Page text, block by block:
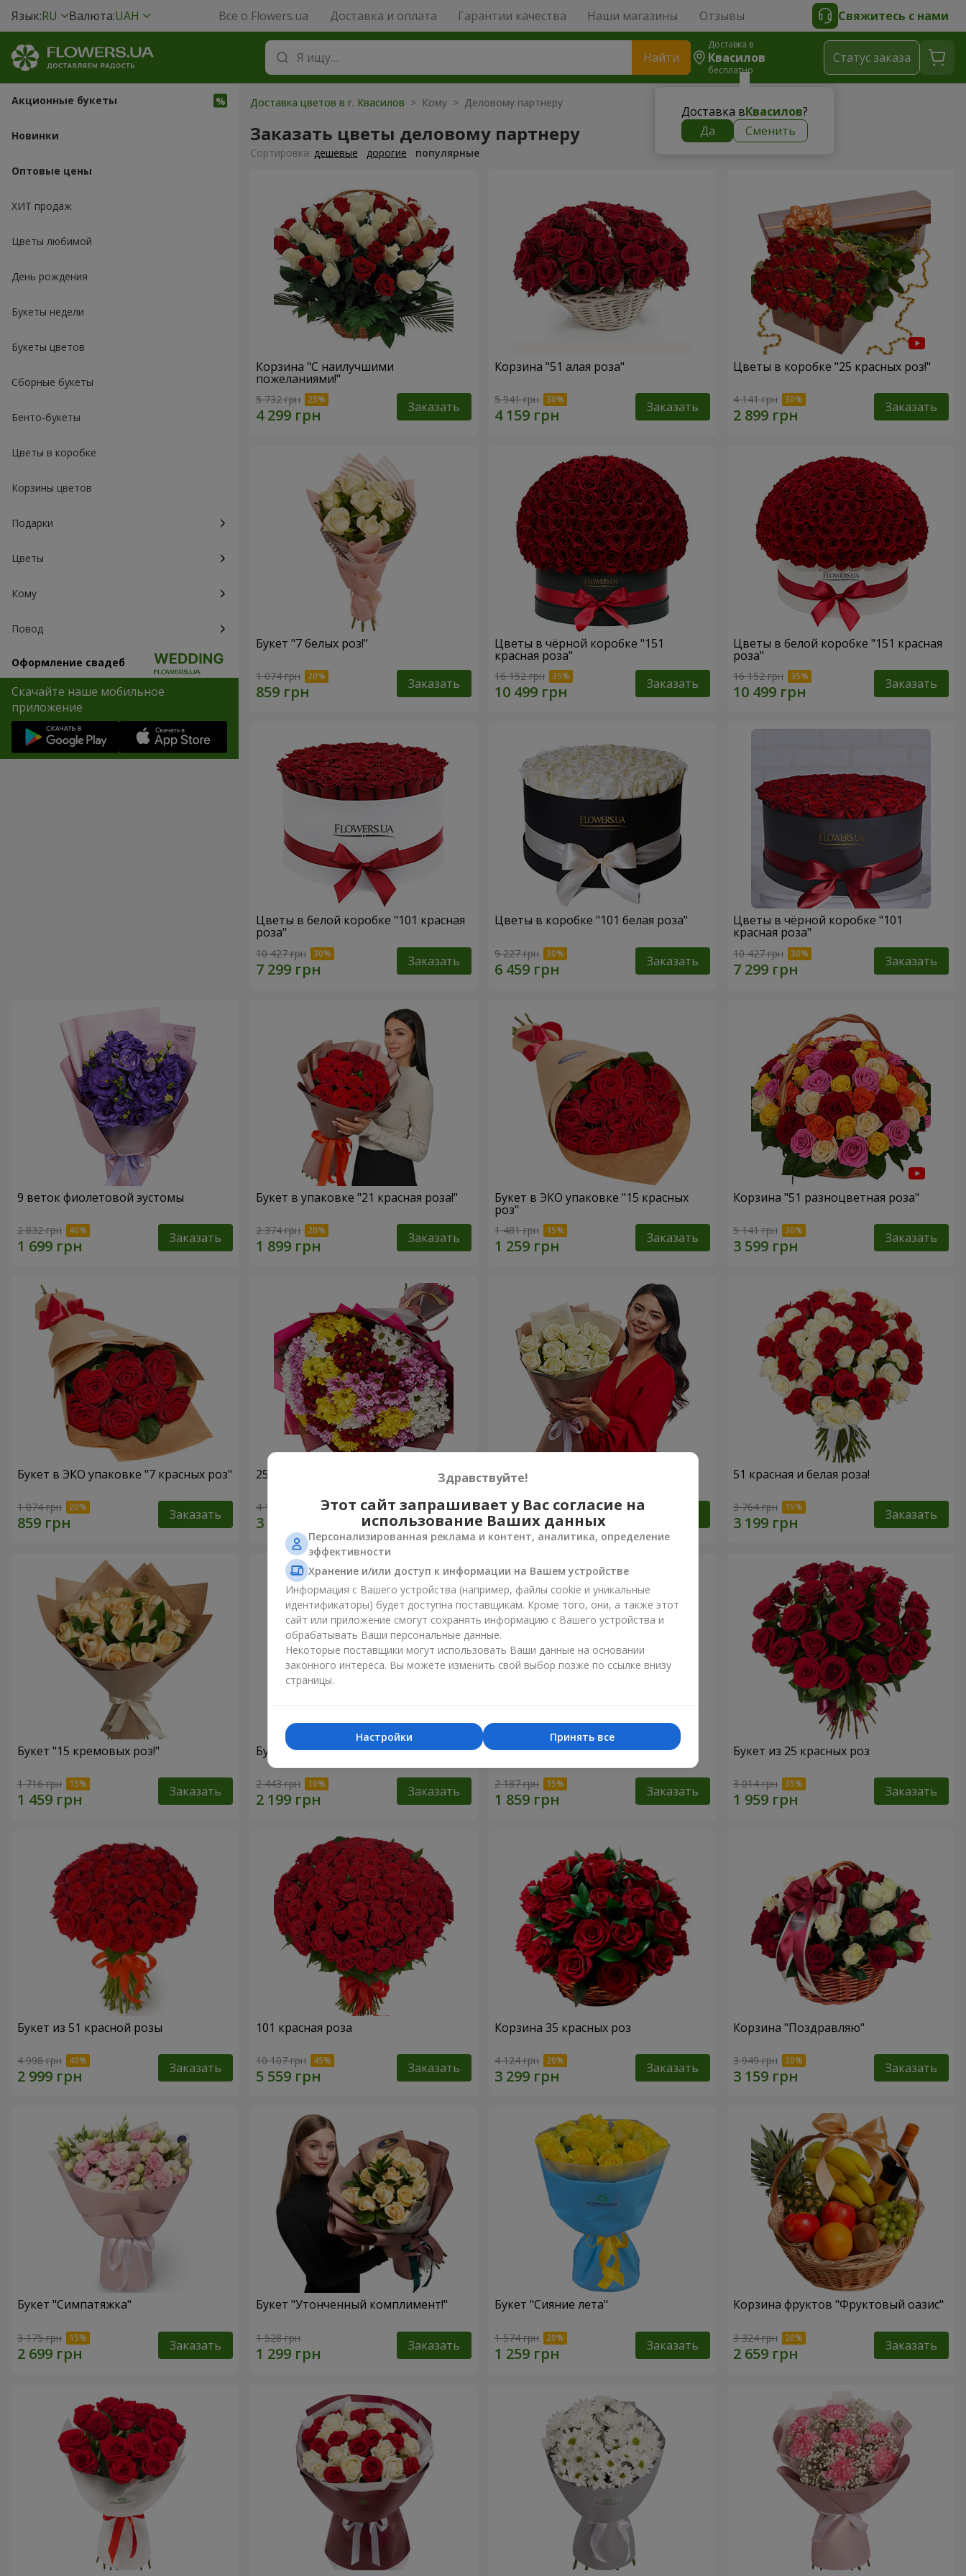
Язык:RU Валюта:UAH Все о Flowers.ua Доставка и оплата Гарантии качества Наши магазины Отзывы Свяжитесь с нами
Найти
Доставка в
Квасилов
бесплатно
Доставка вКвасилов?
Да
Сменить
Cтатус заказа
Акционные букеты
Новинки
Оптовые цены
ХИТ продаж
Цветы любимой
День рождения
Букеты недели
Букеты цветов
Сборные букеты
Бенто-букеты
Цветы в коробке
Корзины цветов
Подарки
Цветы
Кому
Повод
Оформление свадеб
Скачайте наше мобильное
приложение
Доставка цветов в г. Квасилов > Кому > Деловому партнеру
Заказать цветы деловому партнеру
Cортировка: дешевые дорогие популярные
Корзина "С наилучшими
пожеланиями!"
5 732 грн Заказать
Корзина "51 алая роза"
5 941 грн Заказать
Цветы в коробке "25 красных роз!"
4 141 грн Заказать
Букет "7 белых роз!"
1 074 грн Заказать
Цветы в чёрной коробке "151
красная роза"
16 152 грн Заказать
Цветы в белой коробке "151 красная
роза"
16 152 грн Заказать
Цветы в белой коробке "101 красная
роза"
10 427 грн Заказать
Цветы в коробке "101 белая роза"
9 227 грн Заказать
Цветы в чёрной коробке "101
красная роза"
10 427 грн Заказать
9 веток фиолетовой эустомы
2 832 грн Заказать
Букет в упаковке "21 красная роза!"
2 374 грн Заказать
Букет в ЭКО упаковке "15 красных
роз"
1 481 грн Заказать
Корзина "51 разноцветная роза"
5 141 грн Заказать
Букет в ЭКО упаковке "7 красных роз"
1 074 грн Заказать
25 разноцветных хризантем!
4 124 грн Заказать
Авторский букет "11 белых роз!"
1 399 грн
51 красная и белая роза!
3 764 грн Заказать
Букет "15 кремовых роз!"
1 716 грн Заказать
Букет "15 разноцветных хризантем!"
2 443 грн Заказать
Букет "Гармония"
2 187 грн Заказать
Букет из 25 красных роз
3 014 грн Заказать
Букет из 51 красной розы
4 998 грн Заказать
101 красная роза
10 107 грн Заказать
Корзина 35 красных роз
4 124 грн Заказать
Корзина "Поздравляю"
3 949 грн Заказать
Букет "Симпатяжка"
3 175 грн Заказать
Букет "Утонченный комплимент!"
1 528 грн Заказать
Букет "Сияние лета"
1 574 грн Заказать
Корзина фруктов "Фруктовый оазис"
3 324 грн Заказать
Здравствуйте!
Этот сайт запрашивает у Вас согласие на
использование Ваших данных
Персонализированная реклама и контент, аналитика, определение
эффективности
Хранение и/или доступ к информации на Вашем устройстве
Информация с Вашего устройства (например, файлы cookie и уникальные
идентификаторы) будет доступна поставщикам. Кроме того, они, а также этот
сайт или приложение смогут сохранять информацию с Вашего устройства и
обрабатывать Ваши персональные данные.
Некоторые поставщики могут использовать Ваши данные на основании
законного интереса. Вы можете изменить свой выбор позже по ссылке внизу
страницы.
Принять все
Настройки